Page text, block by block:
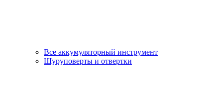
Все аккумуляторный инструмент
Шуруповерты и отвертки